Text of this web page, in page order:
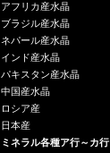
アフリカ産水晶
ブラジル産水晶
ネパール産水晶
インド産水晶
パキスタン産水晶
中国産水晶
ロシア産
日本産
ミネラル各種ア行～カ行